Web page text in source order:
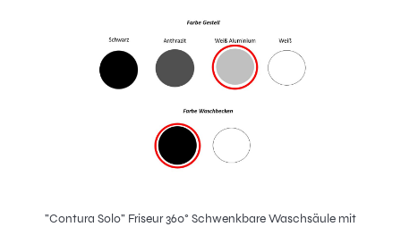
"Contura Solo" Friseur 360° Schwenkbare Waschsäule mit